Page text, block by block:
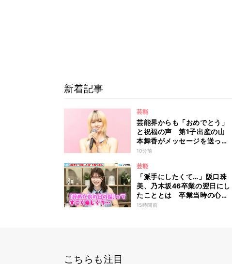
新着記事
芸能
芸能界からも「おめでとう」
と祝福の声 第1子出産の山
本舞香がメッセージを送っ
た、我が子が“同い年”の女優
た所属事務所からの退所を報
告「自分の進むべき道を改め
て考えながら…」
10分前
芸能
「派手にしたくて…」阪口珠
美、乃木坂46卒業の翌日にし
たこととは 卒業当時の心境
も明かす
15時間前
こちらも注目